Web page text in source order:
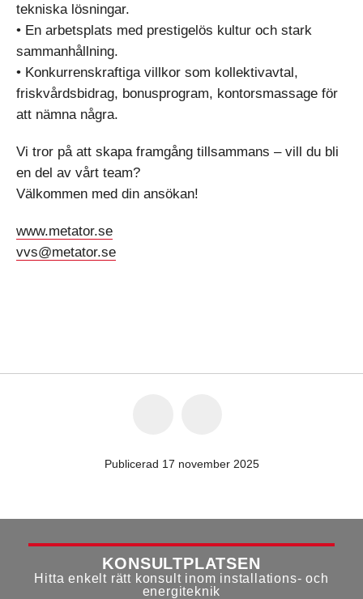
tekniska lösningar.
• En arbetsplats med prestigelös kultur och stark
sammanhållning.
• Konkurrenskraftiga villkor som kollektivavtal,
friskvårdsbidrag, bonusprogram, kontorsmassage för
att nämna några.
Vi tror på att skapa framgång tillsammans – vill du bli
en del av vårt team?
Välkommen med din ansökan!
www.metator.se
vvs@metator.se
Publicerad 17 november 2025
KONSULTPLATSEN
Hitta enkelt rätt konsult inom installations- och
energiteknik